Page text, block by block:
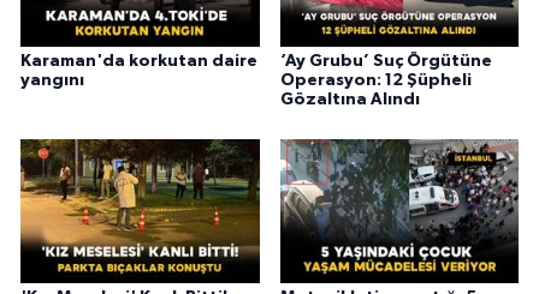
Karaman'da korkutan daire
yangını
‘Ay Grubu’ Suç Örgütüne
Operasyon: 12 Şüpheli
Gözaltına Alındı